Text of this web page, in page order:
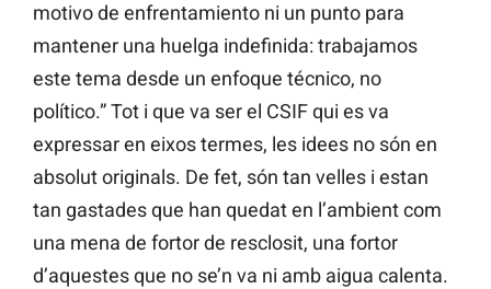
motivo de enfrentamiento ni un punto para
mantener una huelga indefinida: trabajamos
este tema desde un enfoque técnico, no
político.” Tot i que va ser el CSIF qui es va
expressar en eixos termes, les idees no són en
absolut originals. De fet, són tan velles i estan
tan gastades que han quedat en l’ambient com
una mena de fortor de resclosit, una fortor
d’aquestes que no se’n va ni amb aigua calenta.